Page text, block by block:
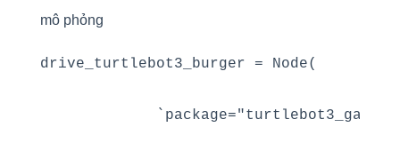
mô phỏng
drive_turtlebot3_burger = Node(